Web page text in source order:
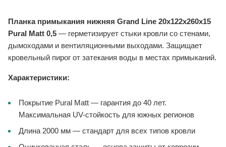
Планка примыкания нижняя Grand Line 20x122x260x15
Pural Matt 0,5 — герметизирует стыки кровли со стенами,
дымоходами и вентиляционными выходами. Защищает
кровельный пирог от затекания воды в местах примыканий.
Характеристики:
Покрытие Pural Matt — гарантия до 40 лет.
Максимальная UV-стойкость для южных регионов
Длина 2000 мм — стандарт для всех типов кровли